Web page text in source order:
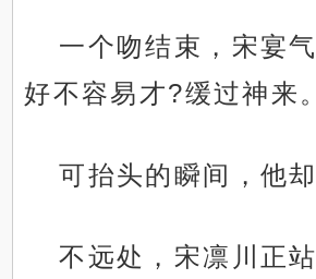
一个吻结束，宋宴
好不容易才?缓过神来。
可抬头的瞬间，他
不远处，宋凛川正